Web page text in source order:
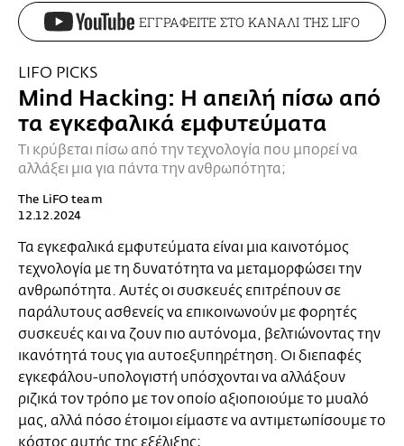
ΕΓΓΡΑΦΕΙΤΕ ΣΤΟ ΚΑΝΑΛΙ ΤΗΣ LIFO
LIFO PICKS
Mind Hacking: Η απειλή πίσω από
τα εγκεφαλικά εμφυτεύματα
Τι κρύβεται πίσω από την τεχνολογία που μπορεί να
αλλάξει μια για πάντα την ανθρωπότητα;
The LiFO team
12.12.2024
Τα εγκεφαλικά εμφυτεύματα είναι μια καινοτόμος
τεχνολογία με τη δυνατότητα να μεταμορφώσει την
ανθρωπότητα. Αυτές οι συσκευές επιτρέπουν σε
παράλυτους ασθενείς να επικοινωνούν με φορητές
συσκευές και να ζουν πιο αυτόνομα, βελτιώνοντας την
ικανότητά τους για αυτοεξυπηρέτηση. Οι διεπαφές
εγκεφάλου-υπολογιστή υπόσχονται να αλλάξουν
ριζικά τον τρόπο με τον οποίο αξιοποιούμε το μυαλό
μας, αλλά πόσο έτοιμοι είμαστε να αντιμετωπίσουμε το
κόστος αυτής της εξέλιξης;